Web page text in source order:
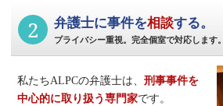
2 弁護士に事件を相談する。
プライバシー重視。完全個室で対応します。
私たちALPCの弁護士は、刑事事件を
中心的に取り扱う専門家です。